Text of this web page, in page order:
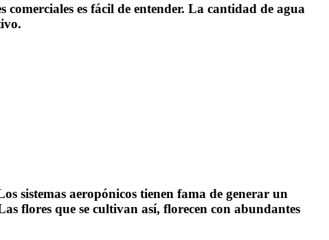
es fácil de entender. La cantidad de agua
sistemas aeropónicos tienen fama de generar un
flores que se cultivan así, florecen con abundantes